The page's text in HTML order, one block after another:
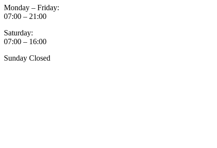
Monday – Friday:
07:00 – 21:00
Saturday:
07:00 – 16:00
Sunday Closed